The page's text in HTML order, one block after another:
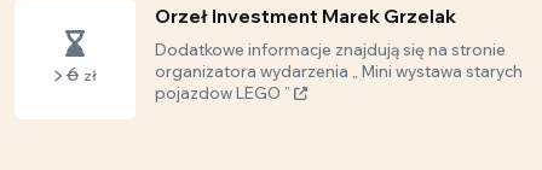
6 zł
Orzeł Investment Marek Grzelak
Dodatkowe informacje znajdują się na stronie
organizatora wydarzenia „ Mini wystawa starych
pojazdow LEGO ”